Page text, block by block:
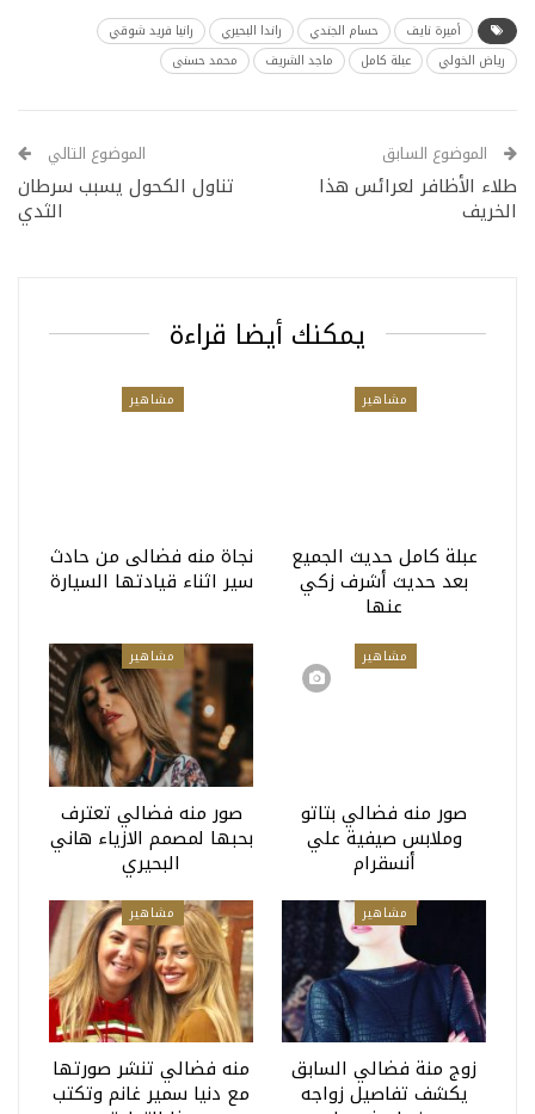
أميرة نايف حسام الجندي راندا البحيري
رانيا فريد شوقي
رياض الخولي
عبلة كامل ماجد الشريف محمد حسنى
الموضوع السابق
طلاء الأظافر لعرائس هذا
الخريف
الموضوع التالي
تناول الكحول يسبب سرطان
الثدي
يمكنك أيضا قراءة
مشاهير
عبلة كامل حديث الجميع
بعد حديث أشرف زكي
عنها
مشاهير
نجاة منه فضالى من حادث
سير اثناء قيادتها السيارة
مشاهير
صور منه فضالي بتاتو
وملابس صيفية علي
أنسقرام
مشاهير
صور منه فضالي تعترف
بحبها لمصمم الازياء هاني
البحيري
مشاهير
زوج منة فضالي السابق
يكشف تفاصيل زواجه
مشاهير
منه فضالي تنشر صورتها
مع دنيا سمير غانم وتكتب